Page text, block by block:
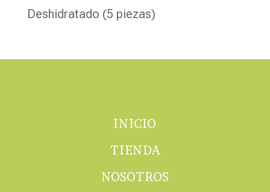
Deshidratado (5 piezas)
INICIO
TIENDA
NOSOTROS